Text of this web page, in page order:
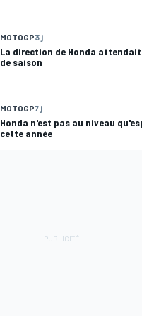
MOTOGP3 j
La direction de Honda
de saison
MOTOGP7 j
Honda n'est pas au niveau
cette année